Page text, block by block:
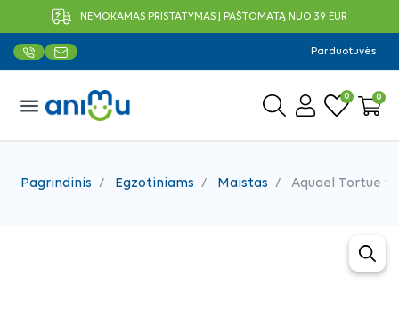
NEMOKAMAS PRISTATYMAS Į PAŠTOMATĄ NUO 39 EUR
Parduotuvės
menu 0 0
Pagrindinis Egzotiniams Maistas Aquael Tortue